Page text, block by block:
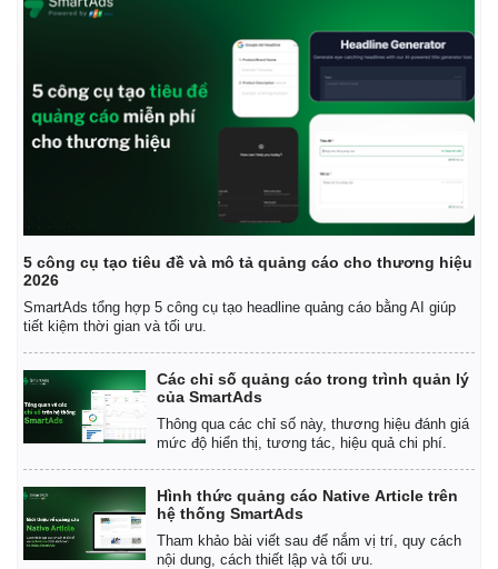
Thế giới
Hồ sơ
Ảnh
E-Magazine
Infographic
5 công cụ tạo tiêu đề và mô tả quảng cáo cho thương hiệu
2026
SmartAds tổng hợp 5 công cụ tạo headline quảng cáo bằng AI giúp
tiết kiệm thời gian và tối ưu.
Các chỉ số quảng cáo trong trình quản lý
của SmartAds
Thông qua các chỉ số này, thương hiệu đánh giá
mức độ hiển thị, tương tác, hiệu quả chi phí.
Hình thức quảng cáo Native Article trên
hệ thống SmartAds
Tham khảo bài viết sau để nắm vị trí, quy cách
nội dung, cách thiết lập và tối ưu.